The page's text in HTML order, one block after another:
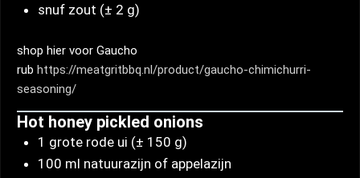
snuf zout (± 2 g)
shop hier voor Gaucho
rub https://meatgritbbq.nl/product/gaucho-chimichurri-
seasoning/
Hot honey pickled onions
1 grote rode ui (± 150 g)
100 ml natuurazijn of appelazijn